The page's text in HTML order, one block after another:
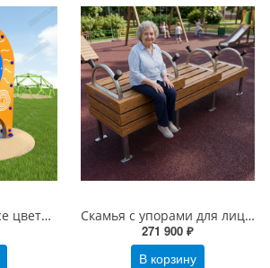
Игровая панель Все цвета радуги
Скамья с упорами для лиц пожилого возраста
271 900 ₽
В корзину